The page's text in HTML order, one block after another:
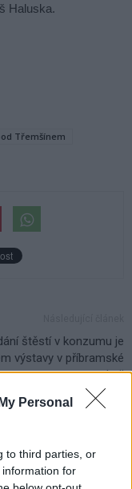
Personal
to third parties, or
for
Haluska.
Třemšínem
štěstí v konzumu je
výstavy v příbramské
galerii